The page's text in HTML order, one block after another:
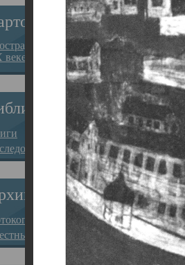
за веру в
на Севере”
дел
ходы